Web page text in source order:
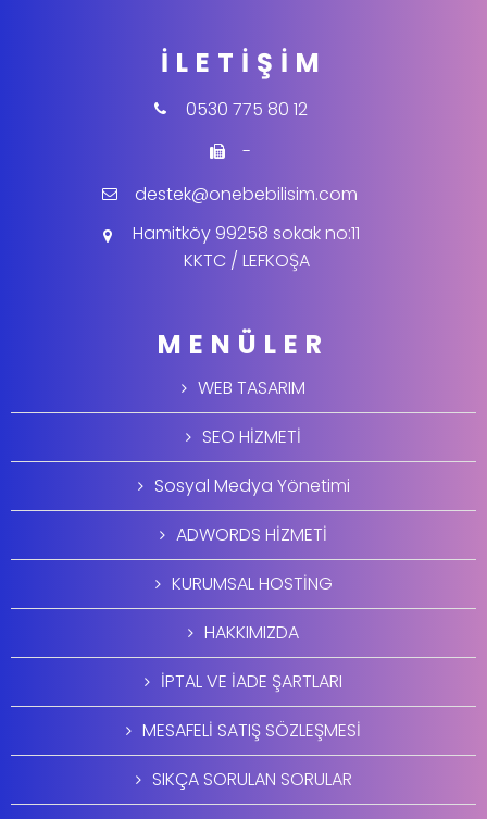
İLETIŞIM
0530 775 80 12
-
destek@onebebilisim.com
Hamitköy 99258 sokak no:11
KKTC / LEFKOŞA
MENÜLER
WEB TASARIM
SEO HİZMETİ
Sosyal Medya Yönetimi
ADWORDS HİZMETİ
KURUMSAL HOSTİNG
HAKKIMIZDA
İPTAL VE İADE ŞARTLARI
MESAFELİ SATIŞ SÖZLEŞMESİ
SIKÇA SORULAN SORULAR